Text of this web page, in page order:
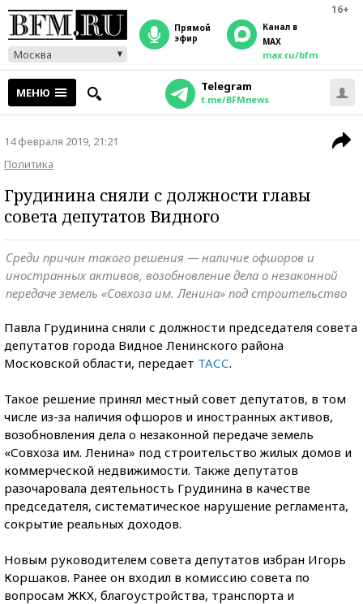
16+
Москва
прямой
эфир
Канал в
MAX
max.ru/bfm
МЕНЮ Telegram
t.me/BFMnews
14 февраля 2019, 21:21
Политика
Грудинина сняли с должности главы
совета депутатов Видного
Среди причин такого решения — наличие офшоров и
иностранных активов, возобновление дела о незаконной
передаче земель «Совхоза им. Ленина» под строительство
Павла Грудинина сняли с должности председателя совета
депутатов города Видное Ленинского района
Московской области, передает ТАСС.
Такое решение принял местный совет депутатов, в том
числе из-за наличия офшоров и иностранных активов,
возобновления дела о незаконной передаче земель
«Совхоза им. Ленина» под строительство жилых домов и
коммерческой недвижимости. Также депутатов
разочаровала деятельность Грудинина в качестве
председателя, систематическое нарушение регламента,
сокрытие реальных доходов.
Новым руководителем совета депутатов избран Игорь
Коршаков. Ранее он входил в комиссию совета по
вопросам ЖКХ, благоустройства, транспорта и